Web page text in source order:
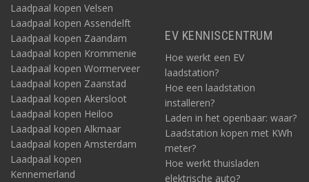
Laadpaal kopen Velsen
Laadpaal kopen Assendelft
Laadpaal kopen Zaandam
Laadpaal kopen Krommenie
Laadpaal kopen Wormerveer
Laadpaal kopen Zaanstad
Laadpaal kopen Akersloot
Laadpaal kopen Heiloo
Laadpaal kopen Alkmaar
Laadpaal kopen Amsterdam
Laadpaal kopen
Kennemerland
EV KENNISCENTRUM
Hoe werkt een EV
laadstation?
Hoe een laadstation
installeren?
Laden in het openbaar: waar?
Laadstation kopen met KWh
meter?
Hoe werkt thuisladen
elektrische auto?